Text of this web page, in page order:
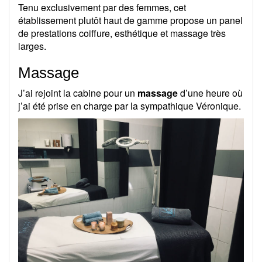
Tenu exclusivement par des femmes, cet
établissement plutôt haut de gamme propose un panel
de prestations coiffure, esthétique et massage très
larges.
Massage
J’ai rejoint la cabine pour un massaged’une heure où
j’ai été prise en charge par la sympathique Véronique.